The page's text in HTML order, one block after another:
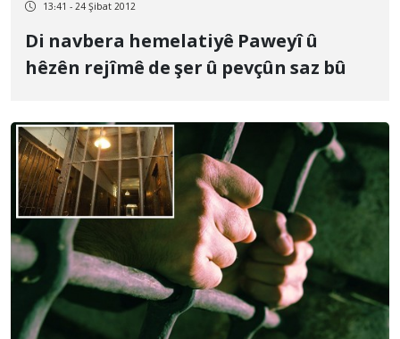
13:41 - 24 Şibat 2012
Di navbera hemelatiyê Paweyî û
hêzên rejîmê de şer û pevçûn saz bû